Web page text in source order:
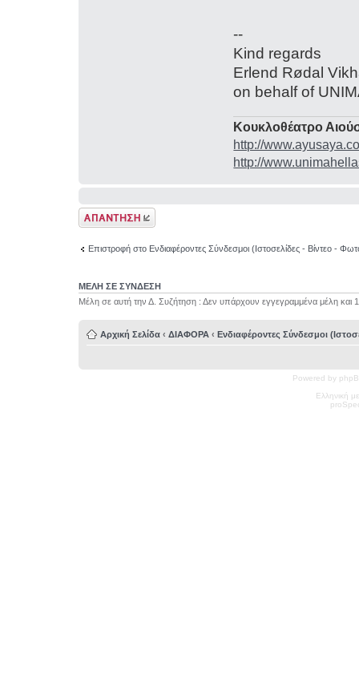
--
Kind regards
Erlend Rødal
on behalf of
Κουκλοθέατρο
http://
http://
Δημιουργία
απάντησης
Επιστροφή στο Ενδιαφέροντες Σύνδεσμοι (Ιστοσελίδες - Βίντεο -
ΜΕΛΗ ΣΕ ΣΥΝΔΕΣΗ
Μέλη σε αυτή την Δ. Συζήτηση : Δεν υπάρχουν εγγεγραμμένα μέλη και
Αρχική Σελίδα ‹ ΔΙΑΦΟΡΑ ‹ Ενδιαφέροντες Σύνδεσμοι
Powered by
Ελληνική
pro